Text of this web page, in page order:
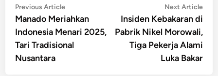
Post
navigation
Previous ArticlePrevious
article:
Manado Meriahkan
Indonesia Menari 2025,
Tari Tradisional
Nusantara
Next Article
Insiden Kebakaran di
Pabrik Nikel Morowali,
Tiga Pekerja Alami
Luka Bakar